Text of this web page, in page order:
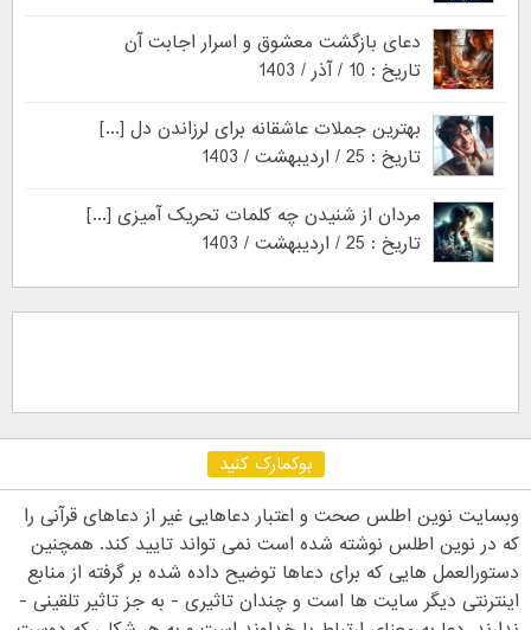
دعای بازگشت معشوق و اسرار اجابت آن
تاریخ : 10 / آذر / 1403
بهترین جملات عاشقانه برای لرزاندن دل [...]
تاریخ : 25 / اردیبهشت / 1403
مردان از شنیدن چه کلمات تحریک آمیزی [...]
تاریخ : 25 / اردیبهشت / 1403
بوکمارک کنید
وبسایت نوین اطلس صحت و اعتبار دعاهایی غیر از دعاهای قرآنی را
که در نوین اطلس نوشته شده است نمی تواند تایید کند. همچنین
دستورالعمل هایی که برای دعاها توضیح داده شده بر گرفته از منابع
اینترنتی دیگر سایت ها است و چندان تاثیری - به جز تاثیر تلقینی -